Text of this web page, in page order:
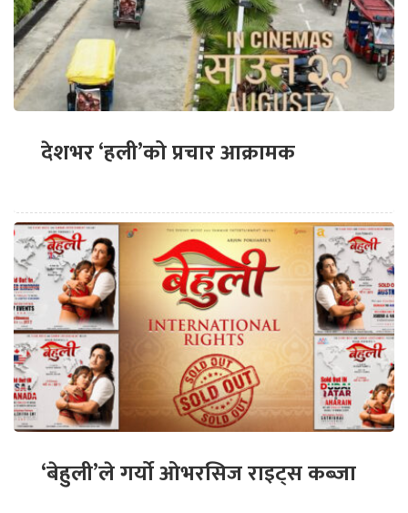
देशभर ‘हली’को प्रचार आक्रामक
‘बेहुली’ले गर्यो ओभरसिज राइट्स कब्जा